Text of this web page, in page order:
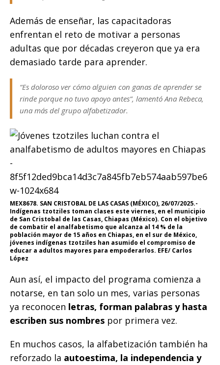
Además de enseñar, las capacitadoras
enfrentan el reto de motivar a personas
adultas que por décadas creyeron que ya era
demasiado tarde para aprender.
“Es doloroso ver cómo alguien con ganas de aprender se
rinde porque no tuvo apoyo antes”, lamentó Ana Rebeca,
una más del grupo alfabetizador.
MEX8678. SAN CRISTOBAL DE LAS CASAS (MÉXICO), 26/07/2025.-
Indígenas tzotziles toman clases este viernes, en el municipio
de San Cristobal de las Casas, Chiapas (México). Con el objetivo
de combatir el analfabetismo que alcanza al 14 % de la
población mayor de 15 años en Chiapas, en el sur de México,
jóvenes indígenas tzotziles han asumido el compromiso de
educar a adultos mayores para empoderarlos. EFE/ Carlos
López
Aun así, el impacto del programa comienza a
notarse, en tan solo un mes, varias personas
ya reconocen letras, forman palabras y hasta
escriben sus nombres por primera vez.
En muchos casos, la alfabetización también ha
reforzado la autoestima, la independencia y